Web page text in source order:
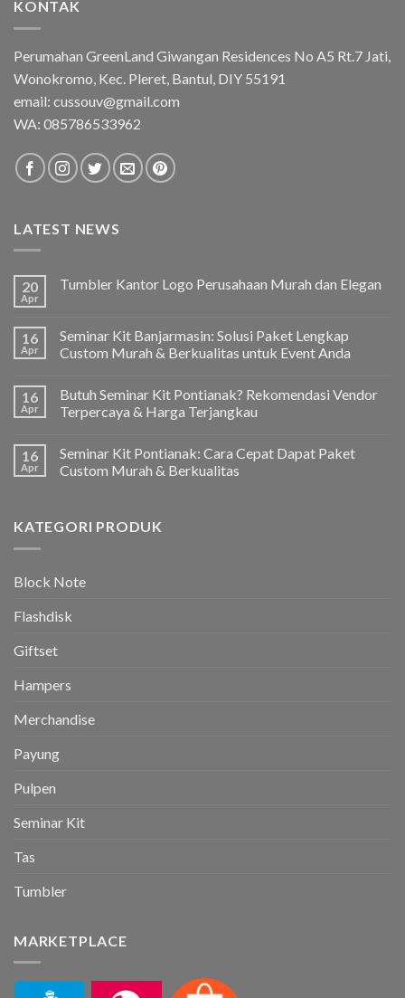
KONTAK
Perumahan GreenLand Giwangan Residences No A5 Rt.7 Jati,
Wonokromo, Kec. Pleret, Bantul, DIY 55191
email: cussouv@gmail.com
WA: 085786533962
LATEST NEWS
20
Apr
Tumbler Kantor Logo Perusahaan Murah dan Elegan
16
Apr
Seminar Kit Banjarmasin: Solusi Paket Lengkap
Custom Murah & Berkualitas untuk Event Anda
16
Apr
Butuh Seminar Kit Pontianak? Rekomendasi Vendor
Terpercaya & Harga Terjangkau
16
Apr
Seminar Kit Pontianak: Cara Cepat Dapat Paket
Custom Murah & Berkualitas
KATEGORI PRODUK
Block Note
Flashdisk
Giftset
Hampers
Merchandise
Payung
Pulpen
Seminar Kit
Tas
Tumbler
MARKETPLACE